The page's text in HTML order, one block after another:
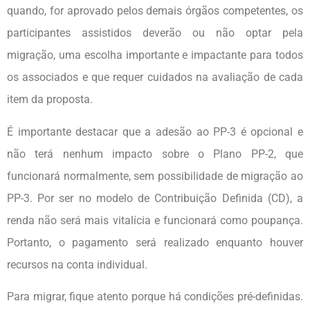
quando, for aprovado pelos demais órgãos competentes, os
participantes assistidos deverão ou não optar pela
migração, uma escolha importante e impactante para todos
os associados e que requer cuidados na avaliação de cada
item da proposta.
É importante destacar que a adesão ao PP-3 é opcional e
não terá nenhum impacto sobre o Plano PP-2, que
funcionará normalmente, sem possibilidade de migração ao
PP-3. Por ser no modelo de Contribuição Definida (CD), a
renda não será mais vitalícia e funcionará como poupança.
Portanto, o pagamento será realizado enquanto houver
recursos na conta individual.
Para migrar, fique atento porque há condições pré-definidas.